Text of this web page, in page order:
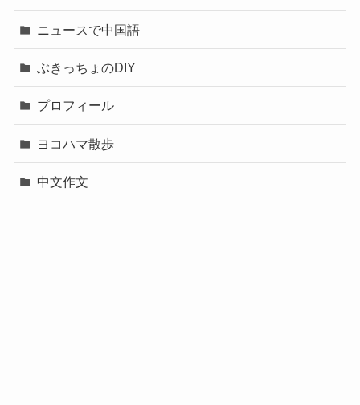
ニュースで中国語
ぶきっちょのDIY
プロフィール
ヨコハマ散歩
中文作文